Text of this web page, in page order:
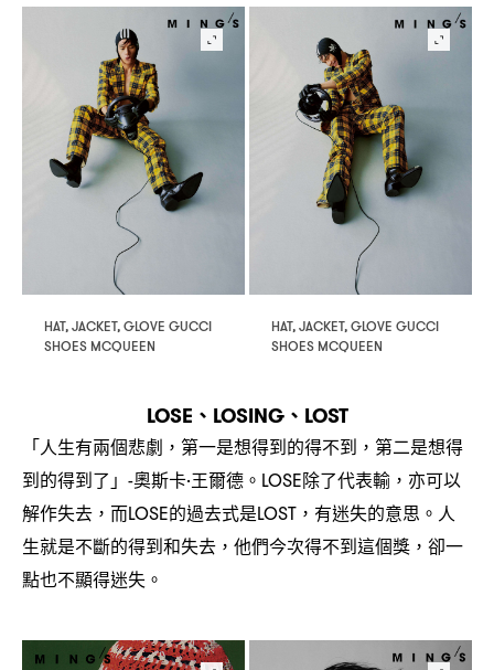
HAT, JACKET, GLOVE GUCCI
SHOES MCQUEEN
HAT, JACKET, GLOVE GUCCI
SHOES MCQUEEN
LOSE 、 LOSING、 LOST
「人生有兩個悲劇 ， 第一是想得到的得不到 ， 第二是想得
到的得到了」 -奧斯卡·王爾德。 LOSE除了代表輸 ， 亦可以
解作失去 ， 而LOSE的過去式是LOST， 有迷失的意思。人
生就是不斷的得到和失去 ， 他們今次得不到這個獎 ， 卻一
點也不顯得迷失。